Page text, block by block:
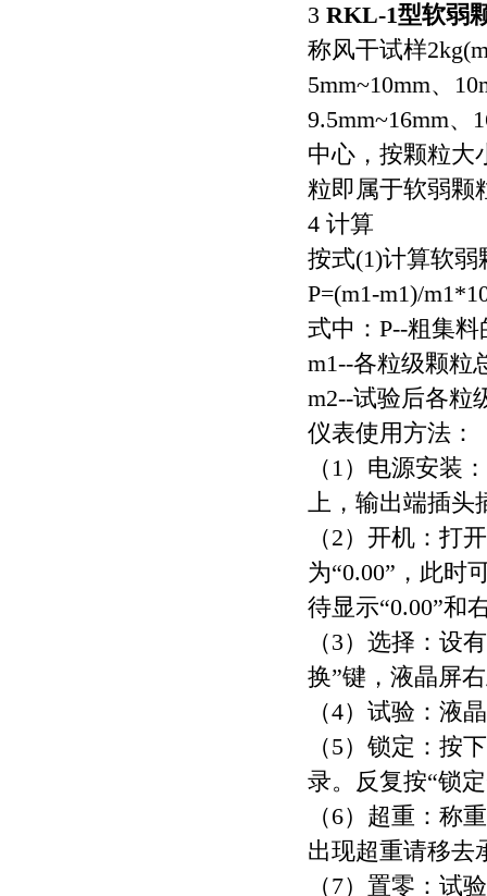
3 RKL-1型软弱
称风干试样
5mm~10mm、
9.5mm~16mm
中心，按颗粒大
粒即属于软弱颗
4 计算
按式(1)计算软弱
P=(m1-m1)/
式中：P--粗集
m1--各粒级颗粒
m2--试验后各粒
仪表使用方法：
（1）电源安装
上，输出端插头
（2）开机：打
为“0.00”，此时
待显示“0.00”和
（3）选择：设
换”键，液晶屏
（4）试验：液
（5）锁定：按
录。反复按“锁
（6）超重：称
出现超重请移去
（7） 置零：试